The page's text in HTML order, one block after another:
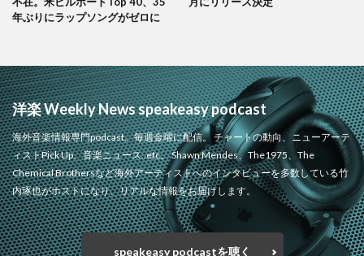
年ぶりにラップソングがゼロに
洋楽 Weekly News speakeasy podcast
海外音楽情報専門podcast。毎週金曜に配信。 チャートの動向、ニューアーテ
ィストPick Up、音楽ニュース..etc。 Shawn Mendes、The1975、The
Chemical Brothersなど海外アーティストへのインタビューを多数している竹
内琢也がホストになり、リアルな情報をお届けします。
speakeasy podcastを聴く